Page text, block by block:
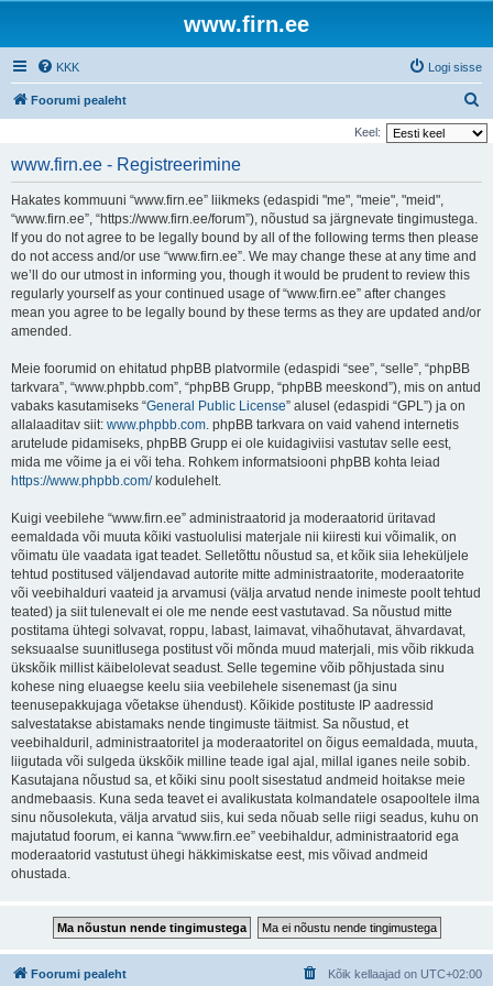
www.firn.ee
KKK Logi sisse
Foorumi pealeht
t
Keel:
www.firn.ee - Registreerimine
Hakates kommuuni “www.firn.ee” liikmeks (edaspidi "me", "meie", "meid",
“www.firn.ee”, “https://www.firn.ee/forum”), nõustud sa järgnevate tingimustega.
If you do not agree to be legally bound by all of the following terms then please
do not access and/or use “www.firn.ee”. We may change these at any time and
we’ll do our utmost in informing you, though it would be prudent to review this
regularly yourself as your continued usage of “www.firn.ee” after changes
mean you agree to be legally bound by these terms as they are updated and/or
amended.
Meie foorumid on ehitatud phpBB platvormile (edaspidi “see”, “selle”, “phpBB
tarkvara”, “www.phpbb.com”, “phpBB Grupp, “phpBB meeskond”), mis on antud
vabaks kasutamiseks “General Public License” alusel (edaspidi “GPL”) ja on
allalaaditav siit: www.phpbb.com. phpBB tarkvara on vaid vahend internetis
arutelude pidamiseks, phpBB Grupp ei ole kuidagiviisi vastutav selle eest,
mida me võime ja ei või teha. Rohkem informatsiooni phpBB kohta leiad
https://www.phpbb.com/kodulehelt.
Kuigi veebilehe “www.firn.ee” administraatorid ja moderaatorid üritavad
eemaldada või muuta kõiki vastuolulisi materjale nii kiiresti kui võimalik, on
võimatu üle vaadata igat teadet. Selletõttu nõustud sa, et kõik siia leheküljele
tehtud postitused väljendavad autorite mitte administraatorite, moderaatorite
või veebihalduri vaateid ja arvamusi (välja arvatud nende inimeste poolt tehtud
teated) ja siit tulenevalt ei ole me nende eest vastutavad. Sa nõustud mitte
postitama ühtegi solvavat, roppu, labast, laimavat, vihaõhutavat, ähvardavat,
seksuaalse suunitlusega postitust või mõnda muud materjali, mis võib rikkuda
ükskõik millist käibelolevat seadust. Selle tegemine võib põhjustada sinu
kohese ning eluaegse keelu siia veebilehele sisenemast (ja sinu
teenusepakkujaga võetakse ühendust). Kõikide postituste IP aadressid
salvestatakse abistamaks nende tingimuste täitmist. Sa nõustud, et
veebihalduril, administraatoritel ja moderaatoritel on õigus eemaldada, muuta,
liigutada või sulgeda ükskõik milline teade igal ajal, millal iganes neile sobib.
Kasutajana nõustud sa, et kõiki sinu poolt sisestatud andmeid hoitakse meie
andmebaasis. Kuna seda teavet ei avalikustata kolmandatele osapooltele ilma
sinu nõusolekuta, välja arvatud siis, kui seda nõuab selle riigi seadus, kuhu on
majutatud foorum, ei kanna “www.firn.ee” veebihaldur, administraatorid ega
moderaatorid vastutust ühegi häkkimiskatse eest, mis võivad andmeid
ohustada.
Foorumi pealeht Kõik kellaajad on UTC+02:00